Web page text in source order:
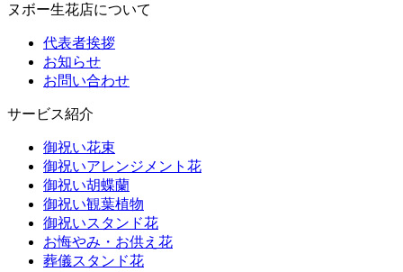
ヌボー生花店について
代表者挨拶
お知らせ
お問い合わせ
サービス紹介
御祝い花束
御祝いアレンジメント花
御祝い胡蝶蘭
御祝い観葉植物
御祝いスタンド花
お悔やみ・お供え花
葬儀スタンド花